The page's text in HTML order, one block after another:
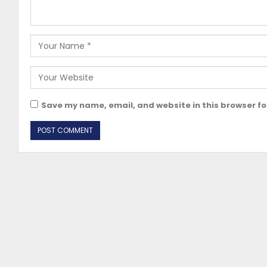
Save my name, email, and website in this browser